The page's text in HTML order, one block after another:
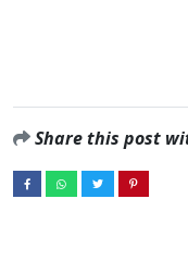
Share this post